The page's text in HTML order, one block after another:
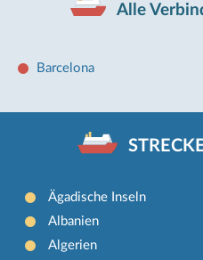
Alle
Barcelona
Ägadische Inseln
Albanien
Algerien